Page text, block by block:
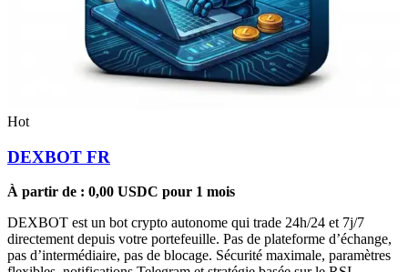
Hot
DEXBOT FR
À partir de : 0,00 USDC pour 1 mois
DEXBOT est un bot crypto autonome qui trade 24h/24 et 7j/7
directement depuis votre portefeuille. Pas de plateforme d’échange,
pas d’intermédiaire, pas de blocage. Sécurité maximale, paramètres